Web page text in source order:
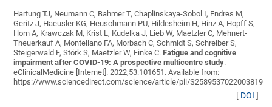
Hartung TJ, Neumann C, Bahmer T, Chaplinskaya-Sobol I, Endres M,
Geritz J, Haeusler KG, Heuschmann PU, Hildesheim H, Hinz A, Hopff S,
Horn A, Krawczak M, Krist L, Kudelka J, Lieb W, Maetzler C, Mehnert-
Theuerkauf A, Montellano FA, Morbach C, Schmidt S, Schreiber S,
Steigerwald F, Störk S, Maetzler W, Finke C.Fatigue and cognitive
impairment after COVID-19: A prospective multicentre study.
eClinicalMedicine [Internet]. 2022;53:101651. Available from:
https://www.sciencedirect.com/science/article/pii/S2589537022003819
[ DOI ]